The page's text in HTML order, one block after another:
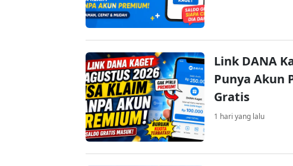
Link DANA
Punya Akun
Gratis
1 hari yang lalu